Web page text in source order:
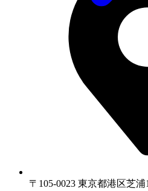
〒105-0023 東京都港区芝浦